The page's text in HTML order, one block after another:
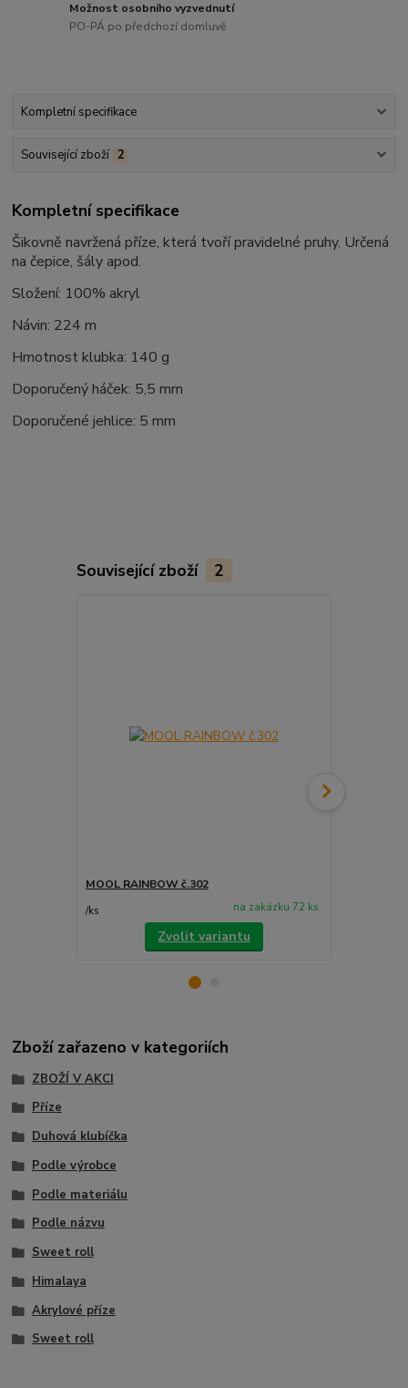
Možnost osobního vyzvednutí
PO-PÁ po předchozí domluvě
Kompletní specifikace
Související zboží 2
Kompletní specifikace
Šikovně navržená příze, která tvoří pravidelné pruhy. Určená
na čepice, šály apod.
Složení: 100% akryl
Návin: 224 m
Hmotnost klubka: 140 g
Doporučený háček: 5,5 mm
Doporučené jehlice: 5 mm
Související zboží 2
MOOL RAINBOW č.302
/ks na zakázku 72 ks
Zvolit variantu
Zboží zařazeno v kategoriích
ZBOŽÍ V AKCI
Příze
Duhová klubíčka
Podle výrobce
Podle materiálu
Podle názvu
Sweet roll
Himalaya
Akrylové příze
Sweet roll